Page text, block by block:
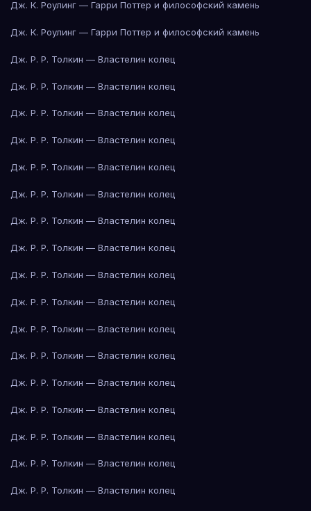
Дж. К. Роулинг — Гарри Поттер и философский камень
Дж. К. Роулинг — Гарри Поттер и философский камень
Дж. Р. Р. Толкин — Властелин колец
Дж. Р. Р. Толкин — Властелин колец
Дж. Р. Р. Толкин — Властелин колец
Дж. Р. Р. Толкин — Властелин колец
Дж. Р. Р. Толкин — Властелин колец
Дж. Р. Р. Толкин — Властелин колец
Дж. Р. Р. Толкин — Властелин колец
Дж. Р. Р. Толкин — Властелин колец
Дж. Р. Р. Толкин — Властелин колец
Дж. Р. Р. Толкин — Властелин колец
Дж. Р. Р. Толкин — Властелин колец
Дж. Р. Р. Толкин — Властелин колец
Дж. Р. Р. Толкин — Властелин колец
Дж. Р. Р. Толкин — Властелин колец
Дж. Р. Р. Толкин — Властелин колец
Дж. Р. Р. Толкин — Властелин колец
Дж. Р. Р. Толкин — Властелин колец